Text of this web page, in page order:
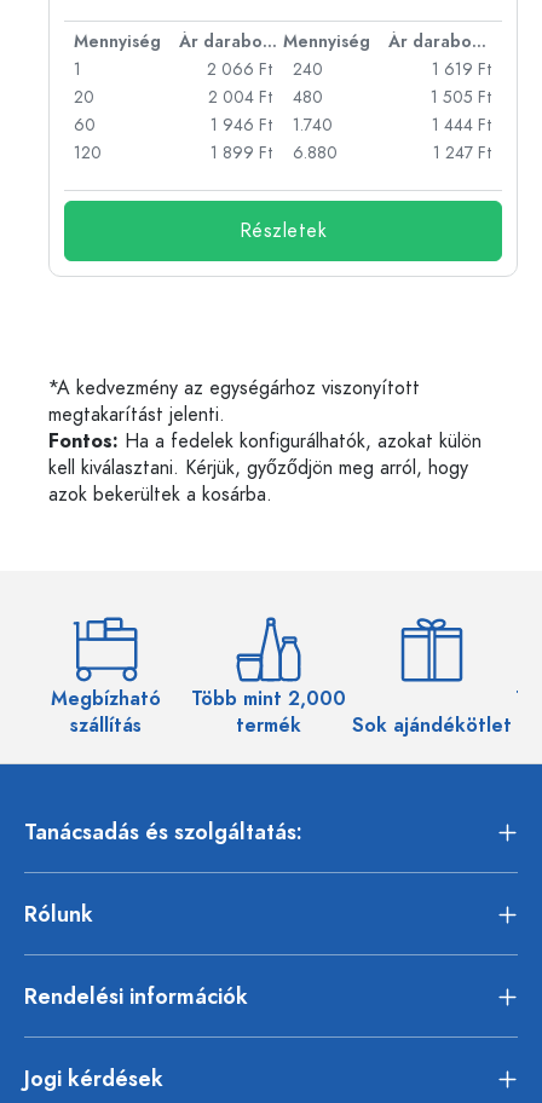
Mennyiség Ár darabonként Mennyiség
Ár darabonként
1
2 066 Ft
20
2 004 Ft
60
1 946 Ft
120
1 899 Ft
240
1 619 Ft
480
1 505 Ft
1.740
1 444 Ft
6.880
1 247 Ft
Részletek
*A kedvezmény az egységárhoz viszonyított
megtakarítást jelenti.
Fontos: Ha a fedelek konfigurálhatók, azokat külön
kell kiválasztani. Kérjük, győződjön meg arról, hogy
azok bekerültek a kosárba.
Megbízható
szállítás
Több mint 2,000
termék
Sok ajándékötlet
Tanácsadás és szolgáltatás:
Rólunk
Rendelési információk
Jogi kérdések